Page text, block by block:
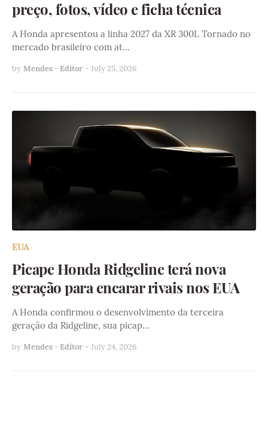
preço, fotos, vídeo e ficha técnica
A Honda apresentou a linha 2027 da XR 300L Tornado no
mercado brasileiro com at…
by Mendes - Editor - July 25, 2026
EUA
Picape Honda Ridgeline terá nova
geração para encarar rivais nos EUA
A Honda confirmou o desenvolvimento da terceira
geração da Ridgeline, sua picap…
by Mendes - Editor - July 24, 2026